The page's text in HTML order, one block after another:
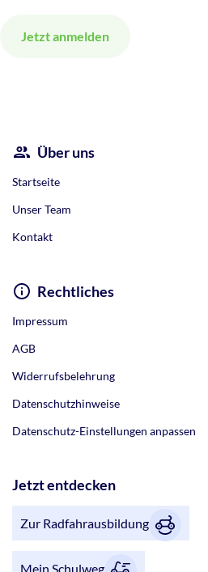
Über uns
Startseite
Unser Team
Kontakt
Rechtliches
Impressum
AGB
Widerrufsbelehrung
Datenschutzhinweise
Datenschutz-Einstellungen anpassen
Jetzt entdecken
Zur Radfahrausbildung
Mein Schulweg